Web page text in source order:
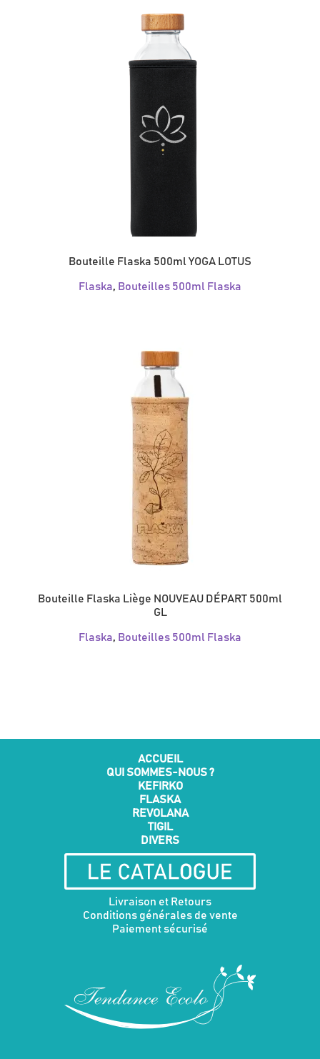
Bouteille Flaska 500ml YOGA LOTUS
Flaska, Bouteilles 500ml Flaska
Bouteille Flaska Liège NOUVEAU DÉPART 500ml
GL
Flaska, Bouteilles 500ml Flaska
ACCUEIL
QUI SOMMES-NOUS ?
KEFIRKO
FLASKA
REVOLANA
TIGIL
DIVERS
Livraison et Retours
Conditions générales de vente
Paiement sécurisé